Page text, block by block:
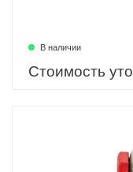
В наличии
Стоимость